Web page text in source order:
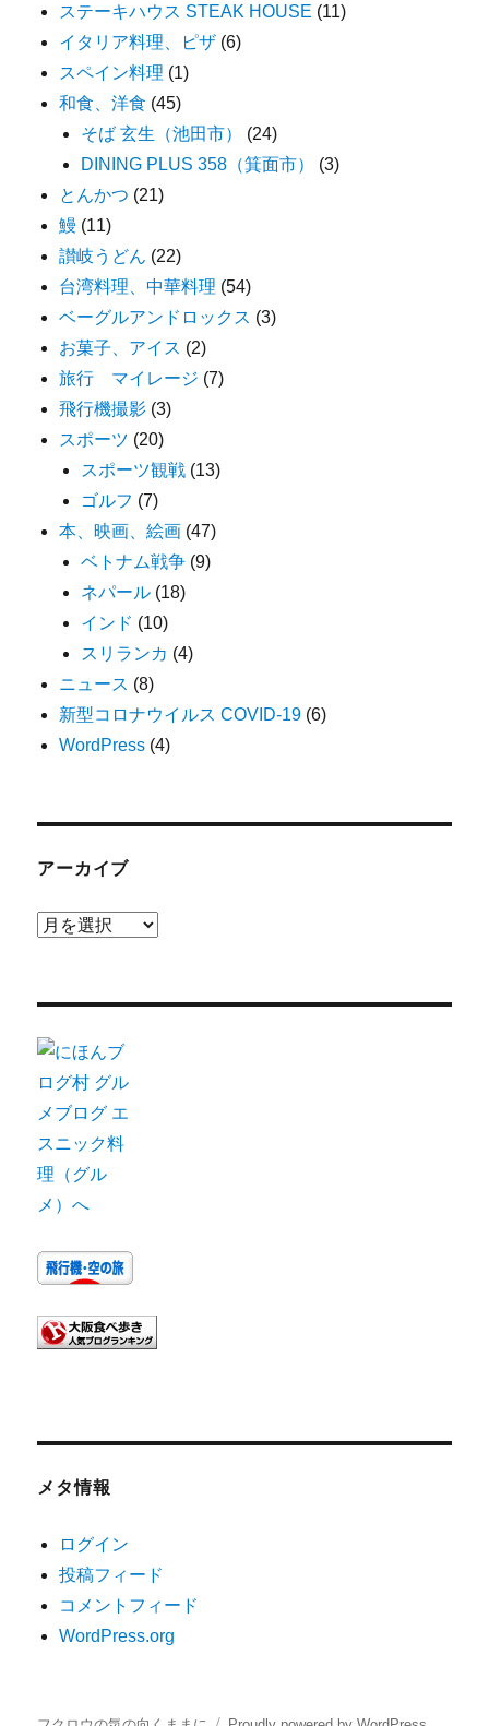
ステーキハウス STEAK HOUSE (11)
イタリア料理、ピザ (6)
スペイン料理 (1)
和食、洋食 (45)
そば 玄生（池田市）
(24)
DINING PLUS 358（箕面市）
(3)
とんかつ (21)
鰻 (11)
讃岐うどん (22)
台湾料理、中華料理 (54)
ベーグルアンドロックス (3)
お菓子、アイス (2)
旅行 マイレージ (7)
飛行機撮影 (3)
スポーツ (20)
スポーツ観戦 (13)
ゴルフ (7)
本、映画、絵画 (47)
ベトナム戦争 (9)
ネパール (18)
インド (10)
スリランカ (4)
ニュース (8)
新型コロナウイルス COVID-19 (6)
WordPress (4)
アーカイブ
ア
ブ
メタ情報
ログイン
投稿フィード
コメントフィード
WordPress.org